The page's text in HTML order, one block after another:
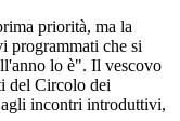
priorità, ma la
programmati che si
lo è". Il vescovo
del Circolo dei
agli incontri introduttivi,